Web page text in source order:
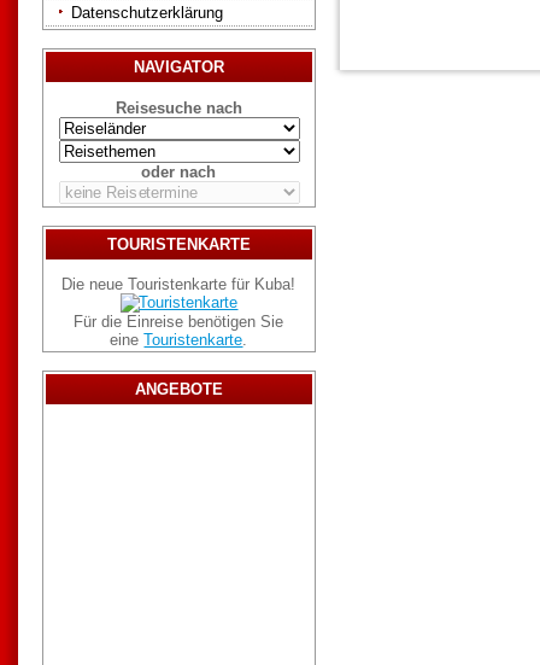
Datenschutzerklärung
NAVIGATOR
Reisesuche nach
oder nach
TOURISTENKARTE
Die neue Touristenkarte für Kuba!
Für die Einreise benötigen Sie
eineTouristenkarte.
ANGEBOTE